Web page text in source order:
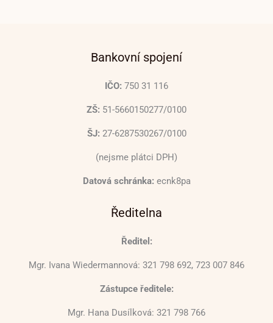
Bankovní spojení
IČO: 750 31 116
ZŠ: 51-5660150277/0100
ŠJ: 27-6287530267/0100
(nejsme plátci DPH)
Datová schránka: ecnk8pa
Ředitelna
Ředitel:
Mgr. Ivana Wiedermannová: 321 798 692, 723 007 846
Zástupce ředitele:
Mgr. Hana Dusílková: 321 798 766